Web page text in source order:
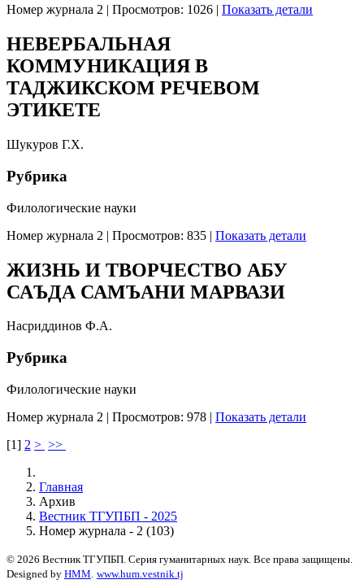
Номер журнала 2 | Просмотров: 1026 | Показать детали
НЕВЕРБАЛЬНАЯ
КОММУНИКАЦИЯ В
ТАДЖИКСКОМ РЕЧЕВОМ
ЭТИКЕТЕ
Шукуров Г.Х.
Рубрика
Филологические науки
Номер журнала 2 | Просмотров: 835 | Показать детали
ЖИЗНЬ И ТВОРЧЕСТВО АБУ
САЪДА САМЪАНИ МАРВАЗИ
Насриддинов Ф.А.
Рубрика
Филологические науки
Номер журнала 2 | Просмотров: 978 | Показать детали
[1] 2 > >>
Главная
Архив
Вестник ТГУПБП - 2025
Номер журнала - 2 (103)
© 2026 Вестник ТГУПБП. Серия гуманитарных наук. Все права защищены.
Designed by HMM www.hum.vestnik.tj